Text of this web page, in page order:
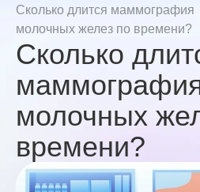
Сколько длится маммография
молочных желез по времени?
Сколько
молочных
времени?